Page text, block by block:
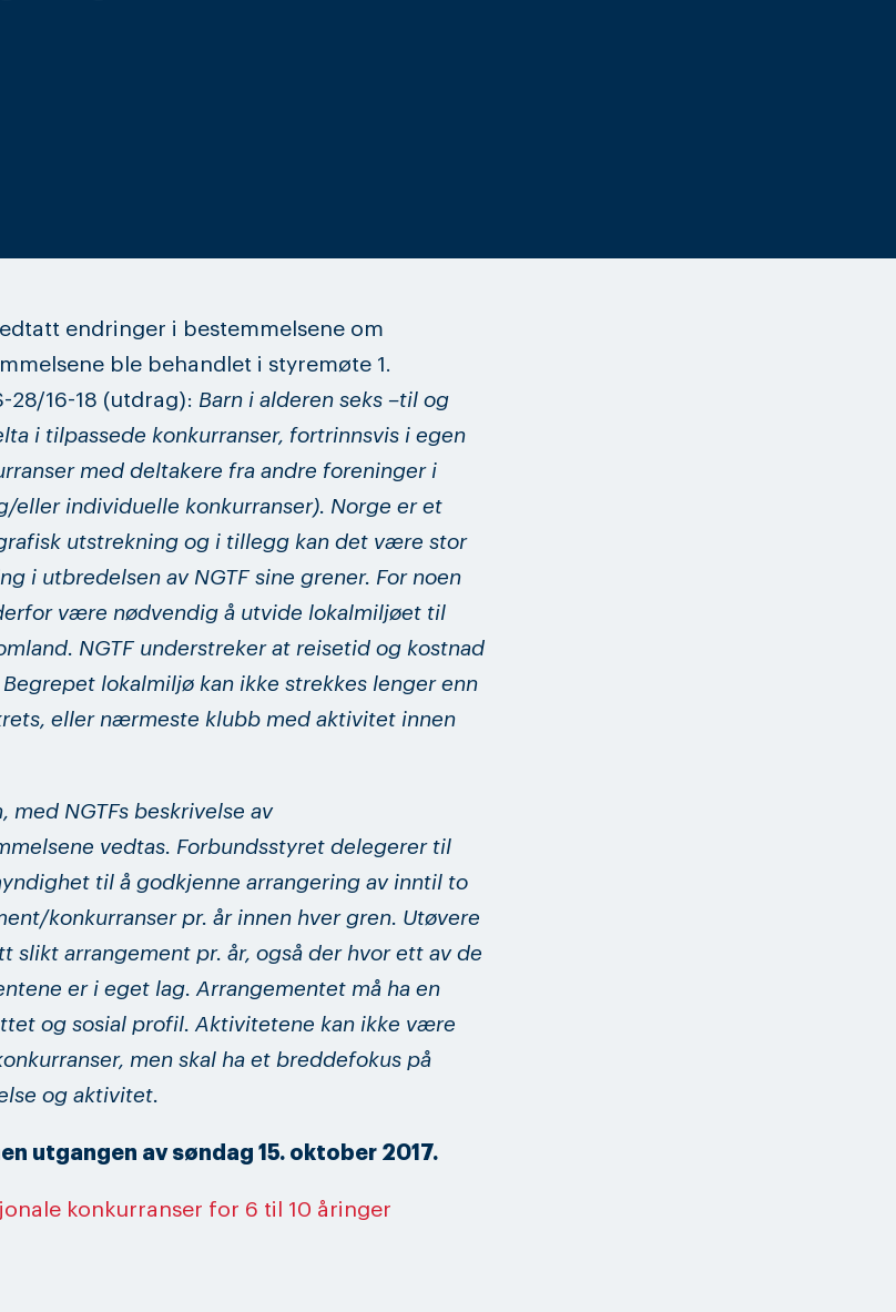
endringer i bestemmelsene om
ble behandlet i styremøte 1.
28/16-18 (utdrag): Barn i alderen seks –til og
i tilpassede konkurranser, fortrinnsvis i egen
med deltakere fra andre foreninger i
eller individuelle konkurranser). Norge er et
utstrekning og i tillegg kan det være stor
i utbredelsen av NGTF sine grener. For noen
være nødvendig å utvide lokalmiljøet til
NGTF understreker at reisetid og kostnad
lokalmiljø kan ikke strekkes lenger enn
eller nærmeste klubb med aktivitet innen
med NGTFs beskrivelse av
vedtas. Forbundsstyret delegerer til
til å godkjenne arrangering av inntil to
konkurranser pr. år innen hver gren. Utøvere
slikt arrangement pr. år, også der hvor ett av de
er i eget lag. Arrangementet må ha en
og sosial profil. Aktivitetene kan ikke være
men skal ha et breddefokus på
og aktivitet.
utgangen av søndag 15. oktober 2017.
konkurranser for 6 til 10 åringer